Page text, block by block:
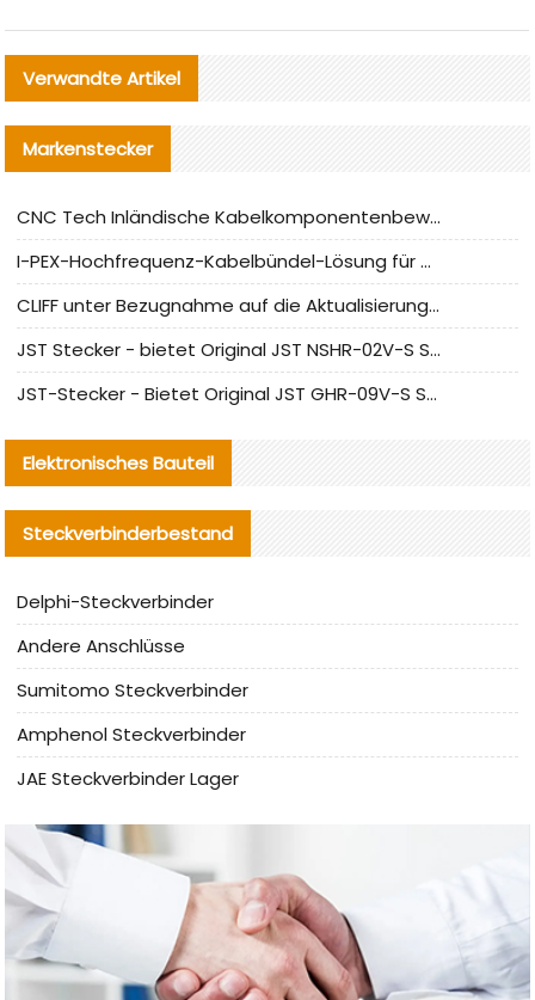
Verwandte Artikel
Markenstecker
CNC Tech Inländische Kabelkomponentenbewertung und Massenproduktionsanpassungsanleitung
I-PEX-Hochfrequenz-Kabelbündel-Lösung für die heimische Produktion analysiert
CLIFF unter Bezugnahme auf die Aktualisierung der chinesischen Stecker-Testnormen
JST Stecker - bietet Original JST NSHR-02V-S Stecker und Ersatzteile an
JST-Stecker - Bietet Original JST GHR-09V-S Stecker und Ersatzteile an
Elektronisches Bauteil
Steckverbinderbestand
Delphi-Steckverbinder
Andere Anschlüsse
Sumitomo Steckverbinder
Amphenol Steckverbinder
JAE Steckverbinder Lager